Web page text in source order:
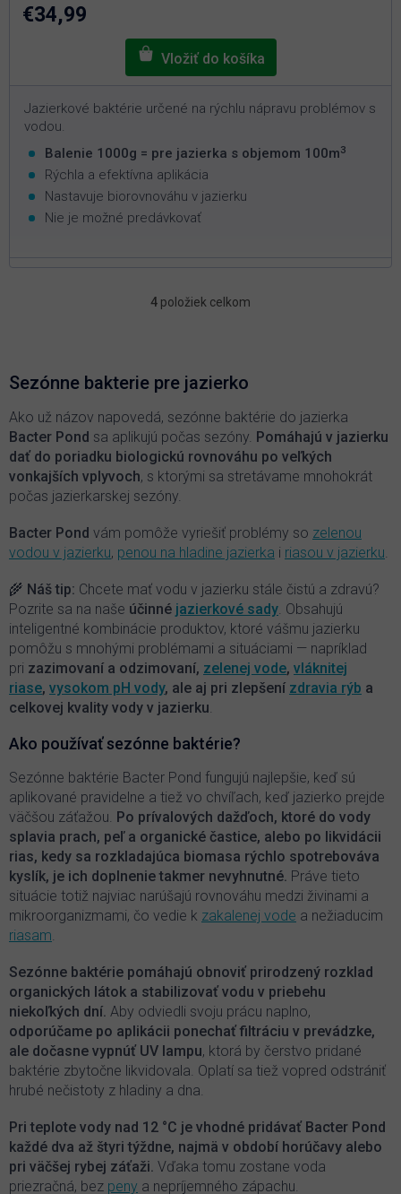
€34,99
Jazierkové baktérie určené na rýchlu nápravu problémov s
vodou.
Balenie 1000g = pre jazierka s objemom 100m3
Rýchla a efektívna aplikácia
Nastavuje biorovnováhu v jazierku
Nie je možné predávkovať
O
d
a
c
e
p
r
y
v
ý
p
i
s
u
4 položiek celkom
Sezónne bakterie pre jazierko
Ako už názov napovedá, sezónne baktérie do jazierka
Bacter Pond sa aplikujú počas sezóny. Pomáhajú v jazierku
dať do poriadku biologickú rovnováhu po veľkých
vonkajších vplyvoch, s ktorými sa stretávame mnohokrát
počas jazierkarskej sezóny.
Bacter Pond vám pomôže vyriešiť problémy so zelenou
vodou v jazierku, penou na hladine jazierka i riasou v jazierku.
🌾 Náš tip: Chcete mať vodu v jazierku stále čistú a zdravú?
Pozrite sa na naše účinné jazierkové sady. Obsahujú
inteligentné kombinácie produktov, ktoré vášmu jazierku
pomôžu s mnohými problémami a situáciami — napríklad
pri zazimovaní a odzimovaní, zelenej vode, vláknitej
riase, vysokom pH vody, ale aj pri zlepšení zdravia rýb a
celkovej kvality vody v jazierku.
Ako používať sezónne baktérie?
Sezónne baktérie Bacter Pond fungujú najlepšie, keď sú
aplikované pravidelne a tiež vo chvíľach, keď jazierko prejde
väčšou záťažou. Po prívalových dažďoch, ktoré do vody
splavia prach, peľ a organické častice, alebo po likvidácii
rias, kedy sa rozkladajúca biomasa rýchlo spotrebováva
kyslík, je ich doplnenie takmer nevyhnutné. Práve tieto
situácie totiž najviac narúšajú rovnováhu medzi živinami a
mikroorganizmami, čo vedie k zakalenej vode a nežiaducim
riasam.
Sezónne baktérie pomáhajú obnoviť prirodzený rozklad
organických látok a stabilizovať vodu v priebehu
niekoľkých dní. Aby odviedli svoju prácu naplno,
odporúčame po aplikácii ponechať filtráciu v prevádzke,
ale dočasne vypnúť UV lampu, ktorá by čerstvo pridané
baktérie zbytočne likvidovala. Oplatí sa tiež vopred odstrániť
hrubé nečistoty z hladiny a dna.
Pri teplote vody nad 12 °C je vhodné pridávať Bacter Pond
každé dva až štyri týždne, najmä v období horúčavy alebo
pri väčšej rybej záťaži. Vďaka tomu zostane voda
priezračná, bez peny a nepríjemného zápachu.